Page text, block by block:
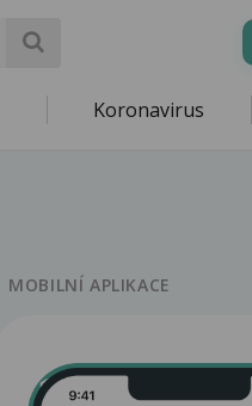
Koronavirus
MOBILNÍ APLIKACE